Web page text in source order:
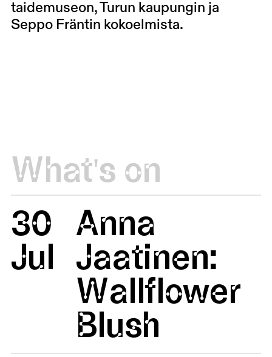
taidemuseon, Turun kaupungin ja
Seppo Fräntin kokoelmista.
What's on
30
Jul
Anna
Jaatinen:
Wallflower
Blush